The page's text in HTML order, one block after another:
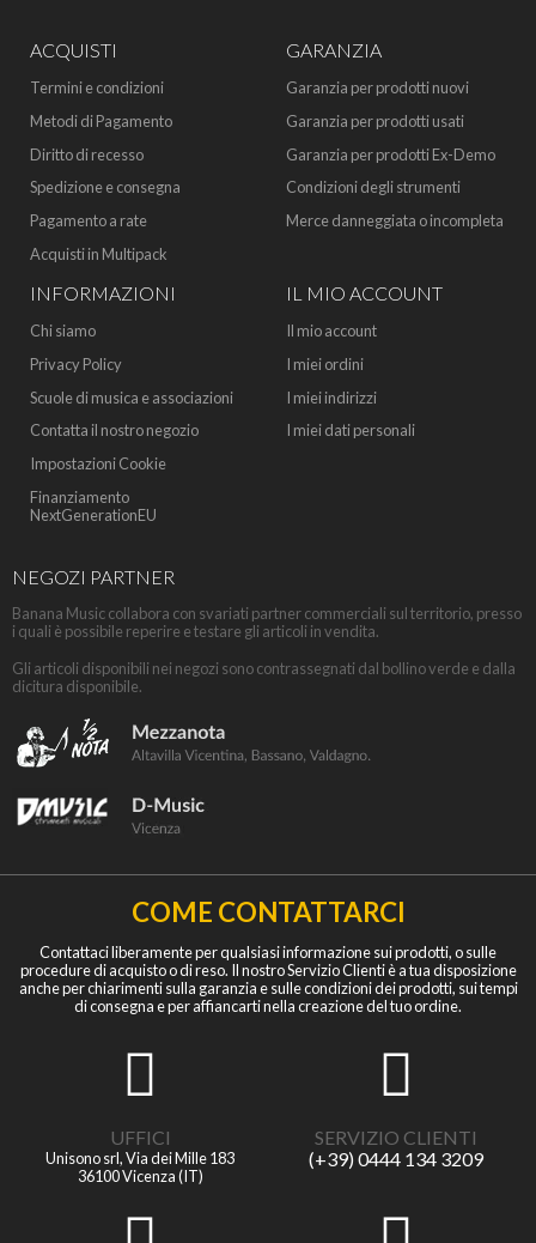
ACQUISTI
Termini e condizioni
Metodi di Pagamento
Diritto di recesso
Spedizione e consegna
Pagamento a rate
Acquisti in Multipack
GARANZIA
Garanzia per prodotti nuovi
Garanzia per prodotti usati
Garanzia per prodotti Ex-Demo
Condizioni degli strumenti
Merce danneggiata o incompleta
INFORMAZIONI
Chi siamo
Privacy Policy
Scuole di musica e associazioni
Contatta il nostro negozio
Impostazioni Cookie
Finanziamento
NextGenerationEU
IL MIO ACCOUNT
Il mio account
I miei ordini
I miei indirizzi
I miei dati personali
NEGOZI PARTNER
Banana Music collabora con svariati partner commerciali sul territorio, presso
i quali è possibile reperire e testare gli articoli in vendita.
Gli articoli disponibili nei negozi sono contrassegnati dal bollino verde e dalla
dicitura disponibile.
COME CONTATTARCI
Contattaci liberamente per qualsiasi informazione sui prodotti, o sulle
procedure di acquisto o di reso. Il nostro Servizio Clienti è a tua disposizione
anche per chiarimenti sulla garanzia e sulle condizioni dei prodotti, sui tempi
di consegna e per affiancarti nella creazione del tuo ordine.
UFFICI
Unisono srl, Via dei Mille 183
36100 Vicenza (IT)
SERVIZIO CLIENTI
(+39) 0444 134 3209